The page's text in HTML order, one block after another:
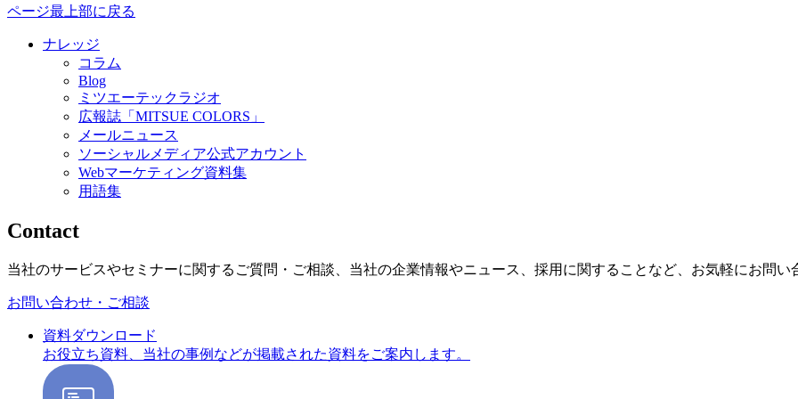
ページ最上部に戻る
ナレッジ
コラム
Blog
ミツエーテックラジオ
広報誌「MITSUE COLORS」
メールニュース
ソーシャルメディア公式アカウント
Webマーケティング資料集
用語集
Contact
当社のサービスやセミナーに関するご質問・ご相談、当社の企業情報やニュース、採用に関することなど、お気軽にお問い
お問い合わせ・ご相談
資料ダウンロード
お役立ち資料、当社の事例などが掲載された資料をご案内します。